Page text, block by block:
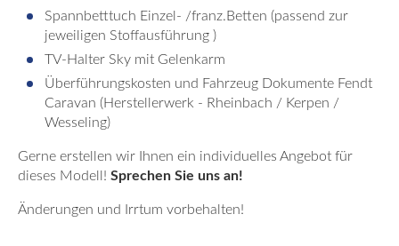
Spannbetttuch Einzel- /franz.Betten (passend zur
jeweiligen Stoffausführung )
TV-Halter Sky mit Gelenkarm
Überführungskosten und Fahrzeug Dokumente Fendt
Caravan (Herstellerwerk - Rheinbach / Kerpen /
Wesseling)
Gerne erstellen wir Ihnen ein individuelles Angebot für
dieses Modell! Sprechen Sie uns an!
Änderungen und Irrtum vorbehalten!